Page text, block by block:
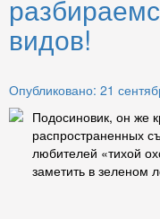
видов!
Опубликовано: 21
Подосиновик, он же
распространенных
любителей «тихой
заметить в зеленом